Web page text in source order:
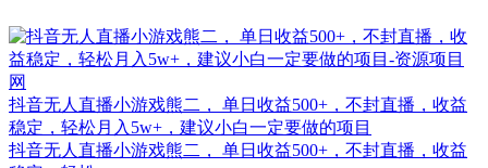
抖音无人直播小游戏熊二， 单日收益500+，不封直播，收益
稳定，轻松月入5w+，建议小白一定要做的项目
抖音无人直播小游戏熊二， 单日收益500+，不封直播，收益